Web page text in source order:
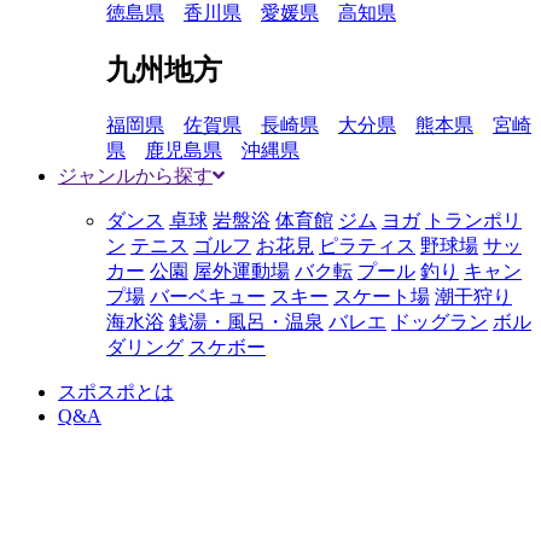
徳島県 香川県 愛媛県 高知県
九州地方
福岡県 佐賀県 長崎県 大分県 熊本県
宮崎
県
鹿児島県
沖縄県
ジャンルから探す
ダンス 卓球 岩盤浴 体育館 ジム ヨガ トランポリ
ン テニス ゴルフ お花見 ピラティス 野球場 サッ
カー 公園 屋外運動場 バク転 プール 釣り キャン
プ場 バーベキュー スキー スケート場 潮干狩り
海水浴 銭湯・風呂・温泉 バレエ ドッグラン ボル
ダリング スケボー
スポスポとは
Q&A